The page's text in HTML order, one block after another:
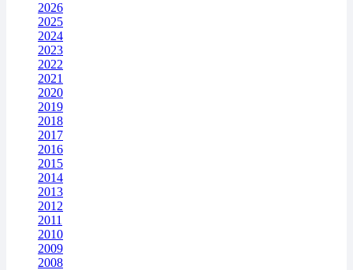
2026
2025
2024
2023
2022
2021
2020
2019
2018
2017
2016
2015
2014
2013
2012
2011
2010
2009
2008